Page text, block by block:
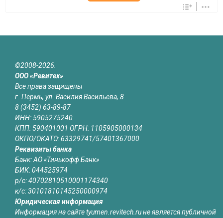
©2008-2026.
ООО «Ревитех»
Все права защищены
г. Пермь, ул. Василия Васильева, 8
8 (3452) 63-89-87
ИНН: 5905275240
КПП: 590401001 ОГРН: 1105905000134
ОКПО/ОКАТО: 63329741/57401367000
Реквизиты банка
Банк: АО «Тинькофф Банк»
БИК: 044525974
р/с: 40702810510001174340
к/с: 30101810145250000974
Юридическая информация
Информация на сайте tyumen.revitech.ru не является публичной